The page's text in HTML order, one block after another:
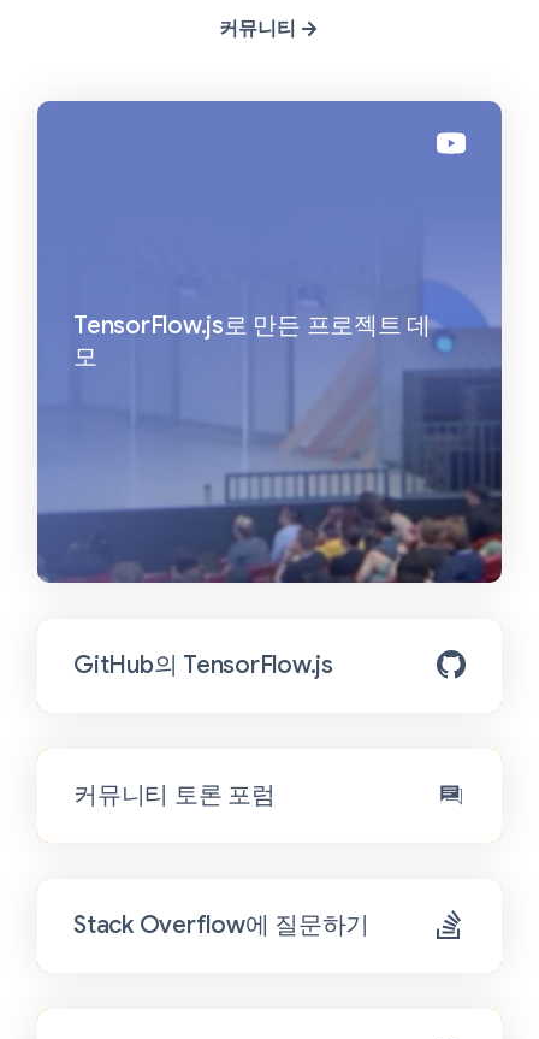
커뮤니티
TensorFlow.js로 만든 프로젝트 데
모
GitHub의 TensorFlow.js
커뮤니티 토론 포럼
Stack Overflow에 질문하기